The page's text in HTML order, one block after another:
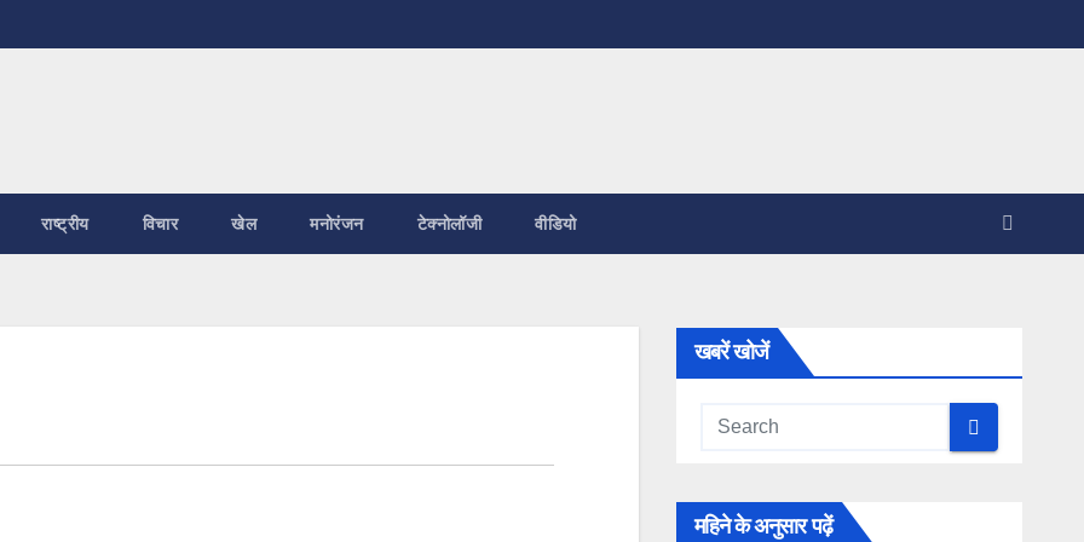
राष्ट्रीय विचार खेल मनोरंजन टेक्नोलॉजी वीडियो
खबरें खोजें
महिने के अनुसार पढ़ें